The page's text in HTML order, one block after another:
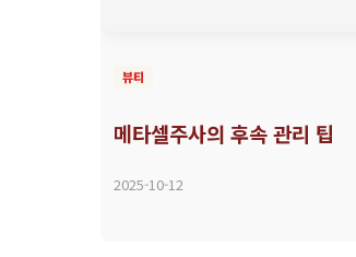
뷰티
메타셀주사의 후속 관리 팁
2025-10-12